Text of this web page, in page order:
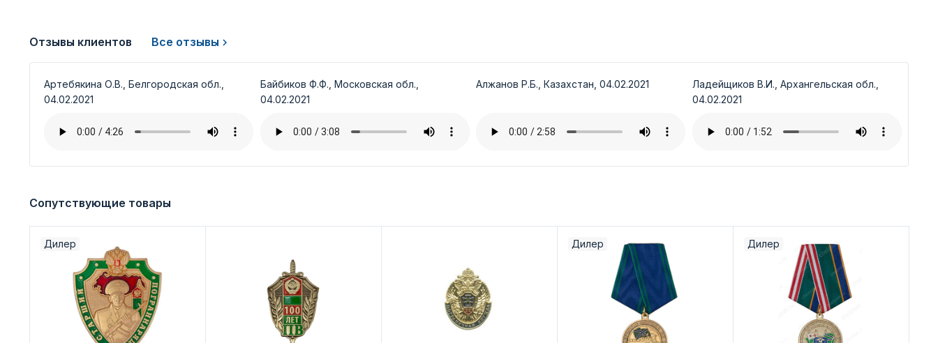
Отзывы клиентов Все отзывы
Артебякина О.В., Белгородская обл.,
04.02.2021
Байбиков Ф.Ф., Московская обл.,
04.02.2021
Алжанов Р.Б., Казахстан, 04.02.2021
Ладейщиков В.И., Архангельская обл.,
04.02.2021
Сопутствующие товары
Дилер Дилер Дилер